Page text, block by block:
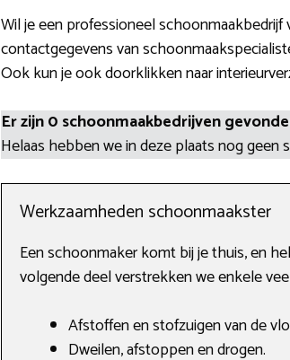
Wil je een professioneel
contactgegevens van
Ook kun je ook doorklikken naar
Er zijn 0 schoonmaakbedrijven
Helaas hebben we in deze plaats nog geen
Werkzaamheden schoonmaakster
Een schoonmaker komt bij je thuis, en
volgende deel verstrekken we enkele
Afstoffen en stofzuigen van de
Dweilen, afstoppen en drogen.